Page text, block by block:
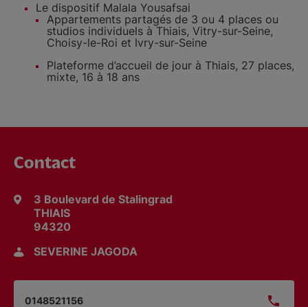
Le dispositif Malala Yousafsai
Appartements partagés de 3 ou 4 places ou
studios individuels à Thiais, Vitry-sur-Seine,
Choisy-le-Roi et Ivry-sur-Seine
Plateforme d’accueil de jour à Thiais, 27 places,
mixte, 16 à 18 ans
Contact
3 Boulevard de Stalingrad
THIAIS
94320
SEVERINE JAGODA
0148521156